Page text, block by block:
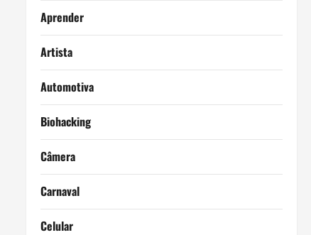
Aprender
Artista
Automotiva
Biohacking
Câmera
Carnaval
Celular